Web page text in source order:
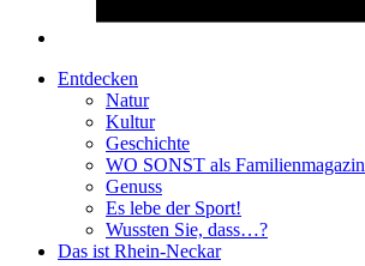
Entdecken
Natur
Kultur
Geschichte
WO SONST als Familienmagazin
Genuss
Es lebe der Sport!
Wussten Sie, dass…?
Das ist Rhein-Neckar